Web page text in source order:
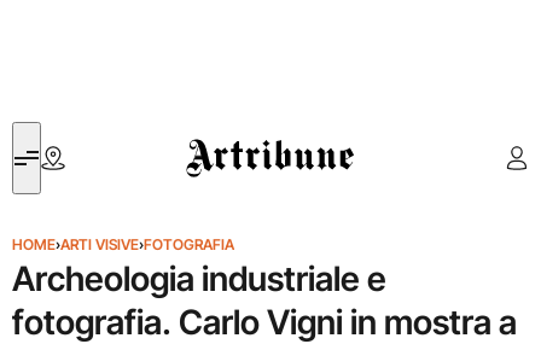
Artribune
HOME›ARTI VISIVE›FOTOGRAFIA
Archeologia industriale e
fotografia. Carlo Vigni in mostra a